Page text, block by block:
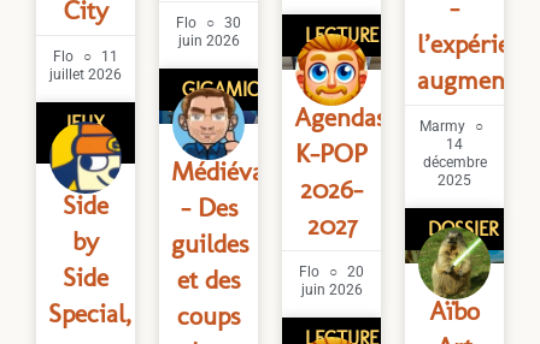
City
Flo
11
juillet 2026
JEUX
VIDÉO
Side
by
Side
Special,
Flo
30
juin 2026
GIGAMIC
Médiévallons
– Des
guildes
et des
coups
LECTURE
Agendas
K-POP
2026-
2027
Flo
20
juin 2026
LECTURE
–
augmentée
Marmy
14
décembre
2025
DOSSIER
Aïbo